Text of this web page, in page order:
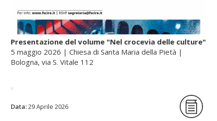
Presentazione del volume "Nel crocevia delle culture"
5 maggio 2026 | Chiesa di Santa Maria della Pietà |
Bologna, via S. Vitale 112
lieta di ospitare la presentazione del
Data:29 Aprile 2026